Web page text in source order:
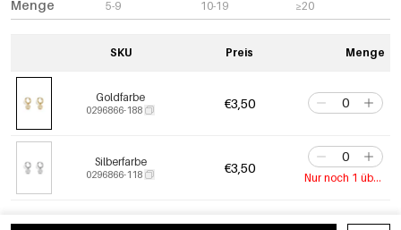
Menge
5-9 10-19 ≥20
SKU Preis Menge
Goldfarbe
0296866-188 €3,50
Silberfarbe
0296866-118 €3,50
Nur noch 1 übrig